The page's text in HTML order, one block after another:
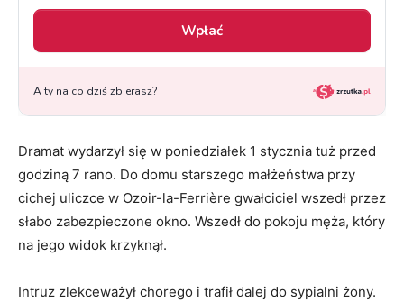
Dramat wydarzył się w poniedziałek 1 stycznia tuż przed
godziną 7 rano. Do domu starszego małżeństwa przy
cichej uliczce w Ozoir-la-Ferrière gwałciciel wszedł przez
słabo zabezpieczone okno. Wszedł do pokoju męża, który
na jego widok krzyknął.
Intruz zlekceważył chorego i trafił dalej do sypialni żony.